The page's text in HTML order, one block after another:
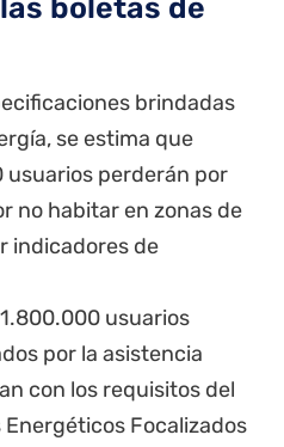
boletas de
brindadas
se estima que
usuarios perderán por
no habitar en zonas de
indicadores de
usuarios
por la asistencia
con los requisitos del
Focalizados